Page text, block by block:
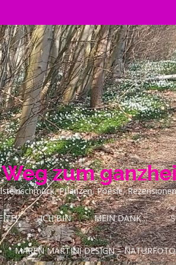
zum
Pflanzen, Poesie,
ICH BIN MEIN DANK…
MAREN MARTINI DESIGN –